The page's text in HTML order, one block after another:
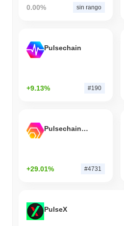
0.00% sin rango
Pulsechain
+9.13% #190
Pulsechain Bridged HEX (Pulsechain)
+29.01% #4731
PulseX